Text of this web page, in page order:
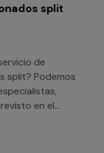
split
de
split? Podemos
en el